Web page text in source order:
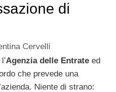
di
Cervelli
Agenzia delle Entrate ed
che prevede una
Niente di strano: